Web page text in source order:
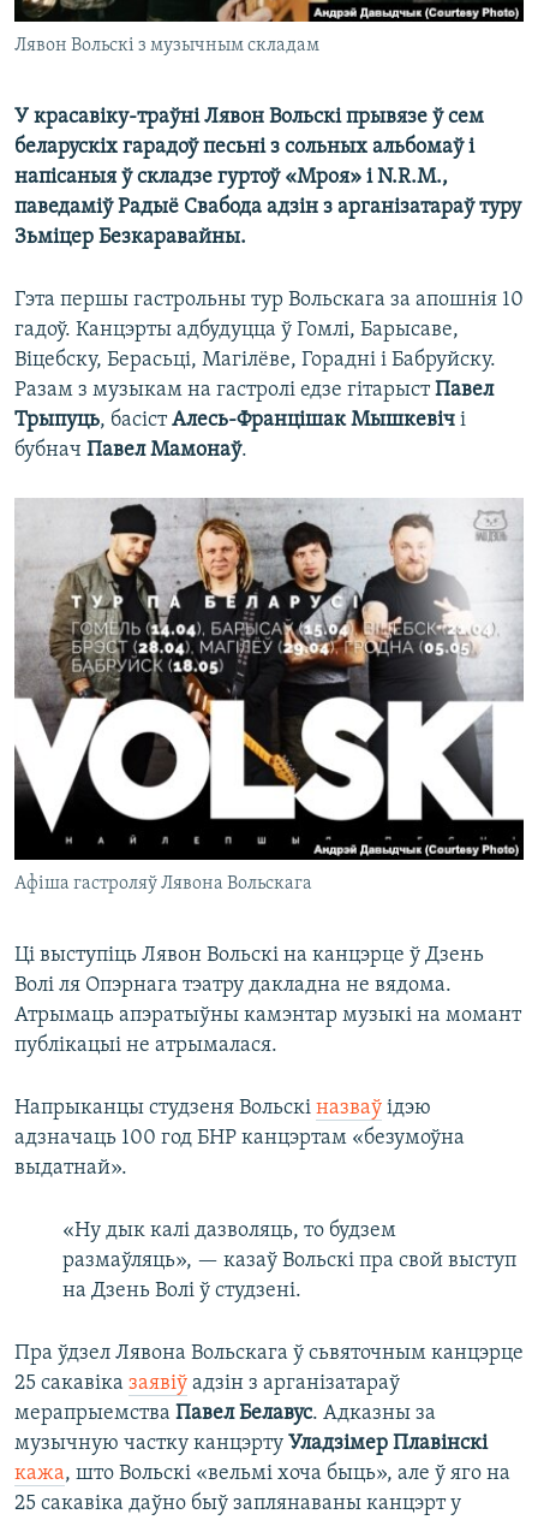
Лявон Вольскі з музычным складам
У красавіку-траўні Лявон Вольскі прывязе ў сем
беларускіх гарадоў песьні з сольных альбомаў і
напісаныя ў складзе гуртоў «Мроя» і N.R.M.,
паведаміў Радыё Свабода адзін з арганізатараў туру
Зьміцер Безкаравайны.
Гэта першы гастрольны тур Вольскага за апошнія 10
гадоў. Канцэрты адбудуцца ў Гомлі, Барысаве,
Віцебску, Берасьці, Магілёве, Горадні і Бабруйску.
Разам з музыкам на гастролі едзе гітарыстПавел
Трыпуць, басістАлесь-Францішак Мышкевіч і
бубнач Павел Мамонаў.
Афіша гастроляў Лявона Вольскага
Ці выступіць Лявон Вольскі на канцэрце ў Дзень
Волі ля Опэрнага тэатру дакладна не вядома.
Атрымаць апэратыўны камэнтар музыкі на момант
публікацыі не атрымалася.
Напрыканцы студзеня Вольскі назваў ідэю
адзначаць 100 год БНР канцэртам «безумоўна
выдатнай».
«Ну дык калі дазволяць, то будзем
размаўляць», — казаў Вольскі пра свой выступ
на Дзень Волі ў студзені.
Пра ўдзел Лявона Вольскага ў сьвяточным канцэрце
25 сакавіка заявіў адзін з арганізатараў
мерапрыемства Павел Белавус. Адказны за
музычную частку канцэрту Уладзімер Плавінскі
кажа, што Вольскі «вельмі хоча быць», але ў яго на
25 сакавіка даўно быў заплянаваны канцэрт у